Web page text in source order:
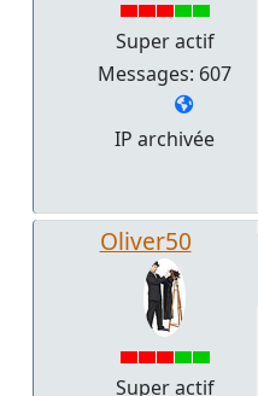
Super actif
Messages: 607
IP archivée
Oliver50
Super actif